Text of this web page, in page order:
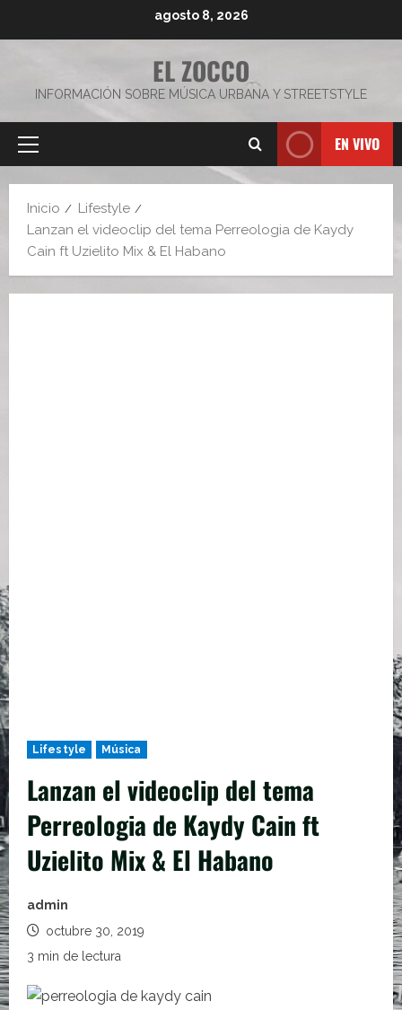
agosto 8, 2026
EL ZOCCO
INFORMACIÓN SOBRE MÚSICA URBANA Y STREETSTYLE
Menú
EN VIVO
Inicio
Lifestyle
Lanzan el videoclip del tema Perreologia de Kaydy
Cain ft Uzielito Mix & El Habano
Lifestyle Música
Lanzan el videoclip del tema
Perreologia de Kaydy Cain ft
Uzielito Mix & El Habano
admin
octubre 30, 2019
3 min de lectura